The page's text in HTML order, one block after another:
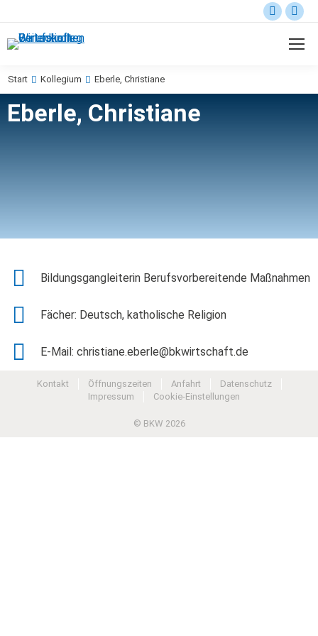
Sie befinden sich hier:
Start Kollegium Eberle, Christiane
Eberle, Christiane
Bildungsgangleiterin Berufsvorbereitende Maßnahmen
Fächer: Deutsch, katholische Religion
E-Mail: christiane.eberle@bkwirtschaft.de
Kontakt Öffnungszeiten Anfahrt
Datenschutz
Impressum
Cookie-Einstellungen
© BKW 2026